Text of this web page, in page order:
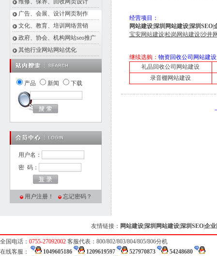
维修、保养、回收网页设计
广告、会展、设计网页制作
文化、教育、培训网络营销
政府、协会、机构网站seo推广
其他行业网站网站优化
产品 新闻 下载
用户名：
密 码：
用户注册！ 忘记密码？
经营项目：
网站建设|深圳网站建设|深圳SEO|
宝安网站建设|松岗网站建设|沙井
继续选购： 物资回收公司网站建设
礼品回收公司网站建设
录音棚网站建设
友情链接： 网站建设深圳网站建设深圳SEO企
全国电话： 0755-27092002 客服代表：800/802/803/804/805/806分机
在线客服：
1049605186 1209619597 527970873
54248680